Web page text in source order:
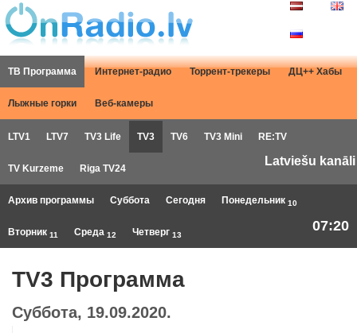
ТВ Программа Интернет-радио Торрент-трекеры ДЦ++ Хабы
Лыжные горки Веб-камеры
LTV1 LTV7 TV3 Life TV3 TV6 TV3 Mini RE:TV
TV Kurzeme Riga TV24
Latviešu kanāli
Архив программы Суббота Сегодня Понедельник 10
Вторник 11 Среда 12 Четверг 13
07:20
TV3 Программа
Суббота, 19.09.2020.